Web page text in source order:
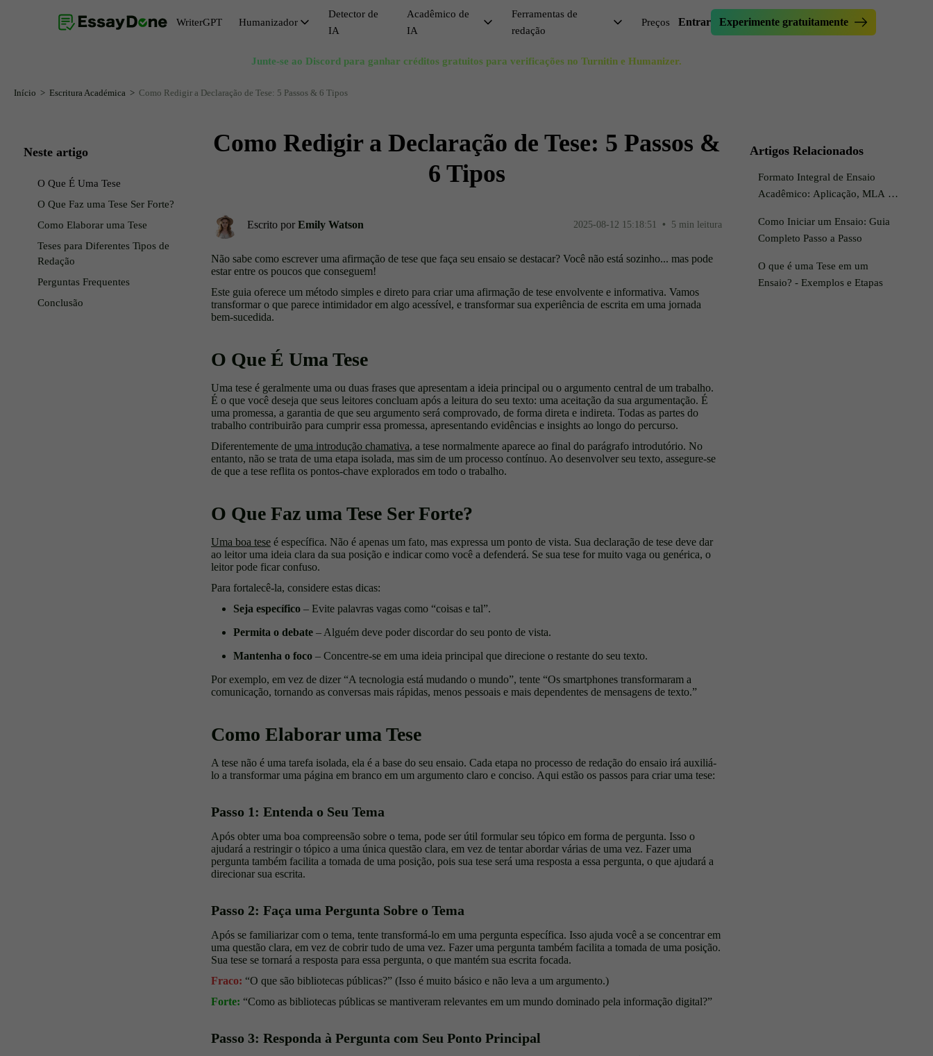
Humanizador de IA Gratuito
Removedor de IA do Texto
Evitar Detecção de IA
Reescritor de Ensaios
Humanizar IA Gratuitamente
Humanizar Ensaio
Reescritor de Frases
Gerador de Resumo
Gerador de Conclusão de Ensaio
Busca de Sinônimos
Redutor de Ensaios
Verificador de Ensaio
Ferramenta de Parafrasear
WriterGPT Humanizador
Detector de
IA
Acadêmico de
IA
Ferramentas de
redação
Preços Entrar Experimente gratuitamente
Junte-se ao Discord para ganhar créditos gratuitos para verificações no Turnitin e Humanizer.
Início Escritura Académica Como Redigir a Declaração de Tese: 5 Passos & 6 Tipos
Neste artigo
O Que É Uma Tese
O Que Faz uma Tese Ser Forte?
Como Elaborar uma Tese
Teses para Diferentes Tipos de
Redação
Perguntas Frequentes
Conclusão
Como Redigir a Declaração de Tese: 5 Passos &
6 Tipos
Escrito por Emily Watson 2025-08-12 15:18:51 • 5 min leitura
Não sabe como escrever uma afirmação de tese que faça seu ensaio se destacar? Você não está sozinho... mas pode
estar entre os poucos que conseguem!
Este guia oferece um método simples e direto para criar uma afirmação de tese envolvente e informativa. Vamos
transformar o que parece intimidador em algo acessível, e transformar sua experiência de escrita em uma jornada
bem-sucedida.
O Que É Uma Tese
Uma tese é geralmente uma ou duas frases que apresentam a ideia principal ou o argumento central de um trabalho.
É o que você deseja que seus leitores concluam após a leitura do seu texto: uma aceitação da sua argumentação. É
uma promessa, a garantia de que seu argumento será comprovado, de forma direta e indireta. Todas as partes do
trabalho contribuirão para cumprir essa promessa, apresentando evidências e insights ao longo do percurso.
Diferentemente de uma introdução chamativa, a tese normalmente aparece ao final do parágrafo introdutório. No
entanto, não se trata de uma etapa isolada, mas sim de um processo contínuo. Ao desenvolver seu texto, assegure-se
de que a tese reflita os pontos-chave explorados em todo o trabalho.
O Que Faz uma Tese Ser Forte?
Uma boa tese é específica. Não é apenas um fato, mas expressa um ponto de vista. Sua declaração de tese deve dar
ao leitor uma ideia clara da sua posição e indicar como você a defenderá. Se sua tese for muito vaga ou genérica, o
leitor pode ficar confuso.
Para fortalecê-la, considere estas dicas:
Seja específico – Evite palavras vagas como “coisas e tal”.
Permita o debate – Alguém deve poder discordar do seu ponto de vista.
Mantenha o foco – Concentre-se em uma ideia principal que direcione o restante do seu texto.
Por exemplo, em vez de dizer “A tecnologia está mudando o mundo”, tente “Os smartphones transformaram a
comunicação, tornando as conversas mais rápidas, menos pessoais e mais dependentes de mensagens de texto.”
Como Elaborar uma Tese
A tese não é uma tarefa isolada, ela é a base do seu ensaio. Cada etapa no processo de redação do ensaio irá auxiliá-
lo a transformar uma página em branco em um argumento claro e conciso. Aqui estão os passos para criar uma tese:
Passo 1: Entenda o Seu Tema
Após obter uma boa compreensão sobre o tema, pode ser útil formular seu tópico em forma de pergunta. Isso o
ajudará a restringir o tópico a uma única questão clara, em vez de tentar abordar várias de uma vez. Fazer uma
pergunta também facilita a tomada de uma posição, pois sua tese será uma resposta a essa pergunta, o que ajudará a
direcionar sua escrita.
Passo 2: Faça uma Pergunta Sobre o Tema
Após se familiarizar com o tema, tente transformá-lo em uma pergunta específica. Isso ajuda você a se concentrar em
uma questão clara, em vez de cobrir tudo de uma vez. Fazer uma pergunta também facilita a tomada de uma posição.
Sua tese se tornará a resposta para essa pergunta, o que mantém sua escrita focada.
Fraco: “O que são bibliotecas públicas?” (Isso é muito básico e não leva a um argumento.)
Forte: “Como as bibliotecas públicas se mantiveram relevantes em um mundo dominado pela informação digital?”
Passo 3: Responda à Pergunta com Seu Ponto Principal
Artigos Relacionados
Formato Integral de Ensaio
Acadêmico: Aplicação, MLA e
Como Iniciar um Ensaio: Guia
Completo Passo a Passo
O que é uma Tese em um
Ensaio? - Exemplos e Etapas